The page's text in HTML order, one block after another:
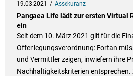
19.03.2021 Assekuranz
Pangaea Life lädt zur ersten Virtual
ein
Seit dem 10. März 2021 gilt für die
Offenlegungsverordnung: Fortan
und Vermittler zeigen, inwiefern ihre
Nachhaltigkeitskriterien entsprechen.